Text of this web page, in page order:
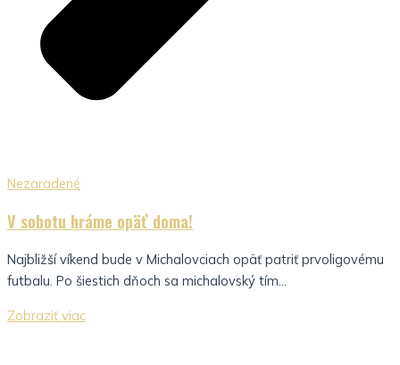
Nezaradené
V sobotu hráme opäť doma!
Najbližší víkend bude v Michalovciach opäť patriť prvoligovému
futbalu. Po šiestich dňoch sa michalovský tím...
Zobraziť viac